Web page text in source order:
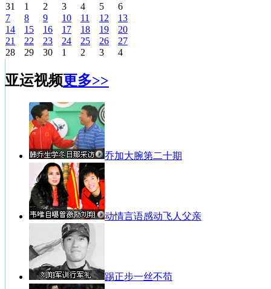
31
1 2 3 4 5
6
7
8 9 10 11 12
13
14
15 16 17 18 19
20
21
22 23 24 25 26
27
28
29 30 1 2 3 4
亚运视频更多>>
乔加大腕第二十期
动情言语感动飞人父亲
踢正步一丝不苟